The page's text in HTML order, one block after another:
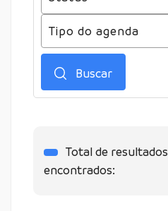
Buscar
Total de resultados
encontrados: